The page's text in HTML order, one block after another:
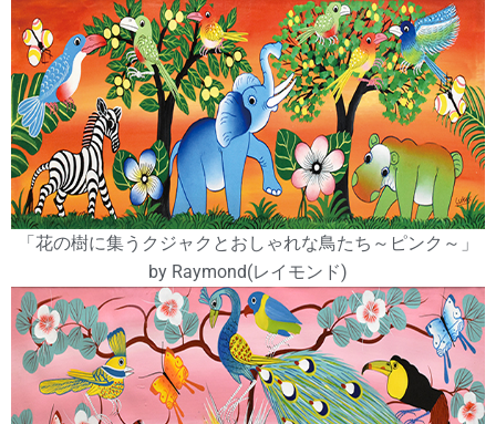
「花の樹に集うクジャクとおしゃれな鳥たち～ピンク～」
by Raymond(レイモンド)